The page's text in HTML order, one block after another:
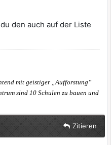
den auch auf der Liste
mit geistiger „Aufforstung“
sind 10 Schulen zu bauen und
Zitieren